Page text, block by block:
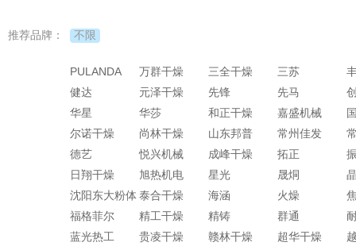
推荐品牌： 不限
PULANDA 万群干燥 三全干燥 三苏
健达
元泽干燥 先锋 先马
华星
华莎 和正干燥 嘉盛机械
尔诺干燥
尚林干燥 山东邦普 常州佳发
德艺
悦兴机械 成峰干燥 拓正
日翔干燥
旭热机电 星光 晟烔
沈阳东大粉体泰合干燥 海涵 火燥
福格菲尔
精工干燥 精铸 群通
蓝光热工
贵凌干燥 赣林干燥 超华干燥